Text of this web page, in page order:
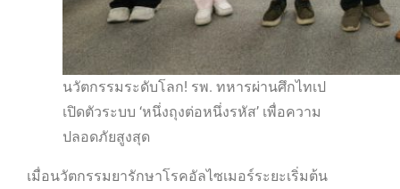
นวัตกรรมระดับโลก! รพ. ทหารผ่านศึกไทเป
เปิดตัวระบบ ‘หนึ่งถุงต่อหนึ่งรหัส’ เพื่อความ
ปลอดภัยสูงสุด
เมื่อนวัตกรรมยารักษาโรคอัลไซเมอร์ระยะเริ่มต้น